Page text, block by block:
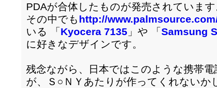
PDAが合体したものが発売されていま
その中でも http://
いる 「 Kyocera 7135 」や 「 Samsung
に好きなデザインです。
残念ながら、日本ではこのような携帯
が、Ｓ○ＮＹあたりが作ってくれないか